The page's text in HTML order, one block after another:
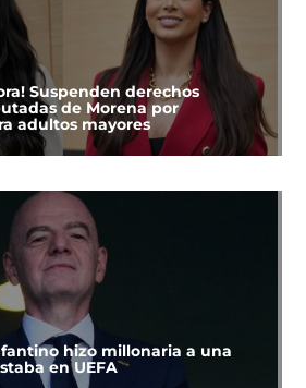
Suspenden derechos
de Morena por
adultos mayores
hizo millonaria a una
en UEFA